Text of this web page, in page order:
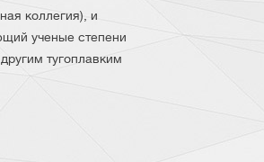
коллегия), и
ученые степени
тугоплавким